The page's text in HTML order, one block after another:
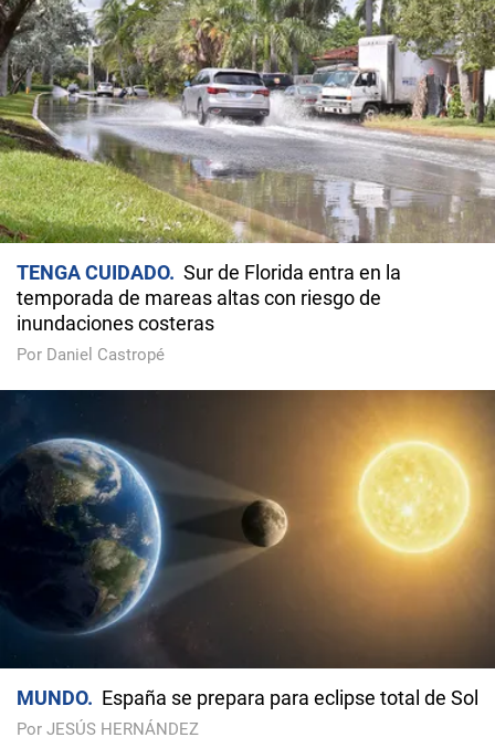
TENGA CUIDADO
Sur de Florida entra en la
temporada de mareas altas con riesgo de
inundaciones costeras
Por Daniel Castropé
MUNDO España se prepara para eclipse total de Sol
Por JESÚS HERNÁNDEZ